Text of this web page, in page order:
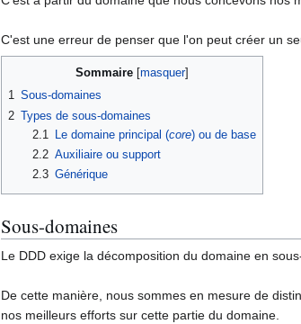
C'est une erreur de penser que l'on peut créer un
Sommaire
1 Sous-domaines
2 Types de sous-domaines
2.1
Le domaine principal (core) ou de base
2.2 Auxiliaire ou support
2.3 Générique
Sous-domaines
Le DDD exige la décomposition du domaine en
De cette manière, nous sommes en mesure de
nos meilleurs efforts sur cette partie du domaine.